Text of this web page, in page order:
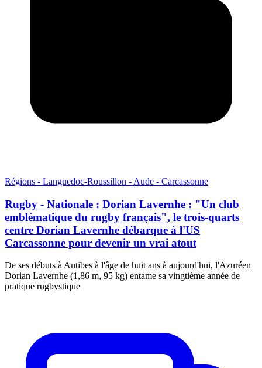
Régions - Languedoc-Roussillon - Aude - Carcassonne
Rugby - Nationale : Dorian Lavernhe : "Un club
emblématique du rugby français", le trois-quarts
centre Dorian Lavernhe débarque à l'US
Carcassonne pour devenir un vrai atout
De ses débuts à Antibes à l'âge de huit ans à aujourd'hui, l'Azuréen
Dorian Lavernhe (1,86 m, 95 kg) entame sa vingtième année de
pratique rugbystique